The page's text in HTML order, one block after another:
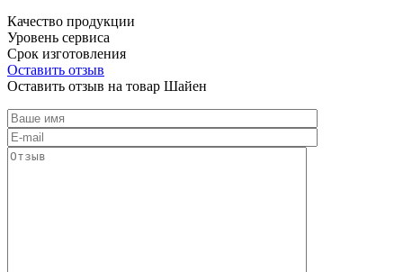
Качество продукции
Уровень сервиса
Срок изготовления
Оставить отзыв
Оставить отзыв на товар Шайен